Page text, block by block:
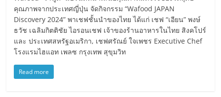
คุณภาพจากประเทศญี่ปุ่น จัดกิจกรรม “Wafood JAPAN
Discovery 2024” พาเชฟชั้นนำของไทย ได้แก่ เชฟ “เอียน” พงษ์
ธวัช เฉลิมกิตติชัย ไอรอนเชฟ เจ้าของร้านอาหารในไทย สิงคโปร์
และ ประเทศสหรัฐอเมริกา, เชฟศรัณย์ ใจเพชร Executive Chef
โรงแรมไฮแอท เพลซ กรุงเทพ สุขุมวิท
Read more